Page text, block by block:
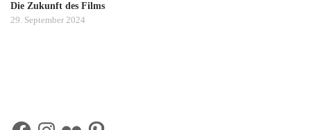
Die Zukunft des Films
29. September 2024
FacebookInstagram
Flickr Pinterest